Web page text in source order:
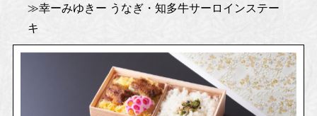
幸ーみゆきー うなぎ・知多牛サーロインステー
キ